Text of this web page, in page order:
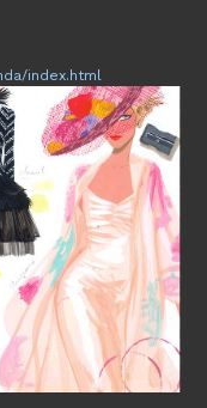
index.html